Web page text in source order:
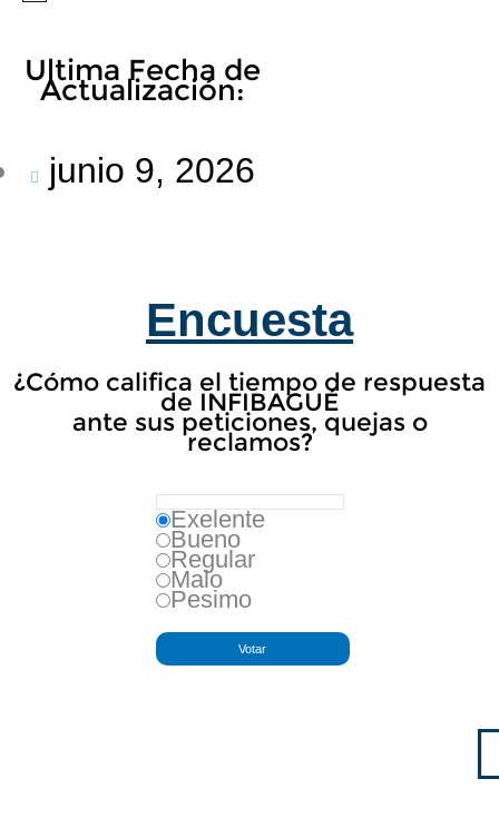
Ultima Fecha de
Actualización:
junio 9, 2026
Encuesta
¿Cómo califica el tiempo de respuesta
de INFIBAGUÉ
ante sus peticiones, quejas o
reclamos?
Exelente
Bueno
Regular
Malo
Pesimo